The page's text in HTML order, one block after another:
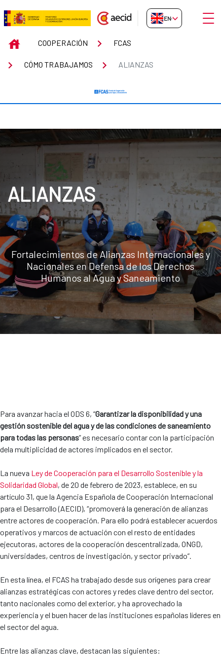
Skip to Main Content
Alianzas
EN-GB
INICIOCOOPERACIÓN FCAS
CÓMO TRABAJAMOS ALIANZAS
ALIANZAS
Fortalecimientos de Alianzas Internacionales y
Nacionales en Defensa de los Derechos
Humanos al Agua y Saneamiento
Para avanzar hacia el ODS 6, “Garantizar la disponibilidad y una
gestión sostenible del agua y de las condiciones de saneamiento
para todas las personas” es necesario contar con la participación
dela multiplicidad de actores implicados en el sector.
La nueva Ley de Cooperación para el Desarrollo Sostenible y la
Solidaridad Global, de 20 de febrero de 2023, establece, en su
artículo 31, que la Agencia Española de Cooperación Internacional
para el Desarrollo (AECID), “promoverá la generación de alianzas
entre actores de cooperación. Para ello podrá establecer acuerdos
operativos y marcos de actuación con el resto de entidades
ejecutoras, actores de la cooperación descentralizada, ONGD,
universidades, centros de investigación, y sector privado”.
En esta línea, el FCAS ha trabajado desde sus orígenes para crear
alianzas estratégicas con actores y redes clave dentro del sector,
tanto nacionales como del exterior, y ha aprovechado la
experiencia y el buen hacer de las instituciones españolas líderes en
el sector del agua.
Entre las alianzas clave, destacan las siguientes: